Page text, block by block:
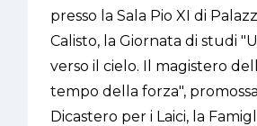
presso la Sala Pio XI di
Calisto, la Giornata di studi
verso il cielo. Il magistero
tempo della forza",
Dicastero per i Laici, la